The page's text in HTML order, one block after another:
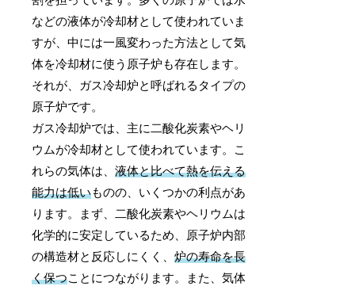
などの液体が冷却材として使われていま
すが、中には一風変わった方法として気
体を冷却材に使う原子炉も存在します。
それが、ガス冷却炉と呼ばれるタイプの
原子炉です。
ガス冷却炉では、主に二酸化炭素やヘリ
ウムが冷却材として使われています。こ
れらの気体は、液体と比べて熱を伝える
能力は低いものの、いくつかの利点があ
ります。まず、二酸化炭素やヘリウムは
化学的に安定しているため、原子炉内部
の構造材と反応しにくく、炉の寿命を長
く保つことにつながります。また、気体